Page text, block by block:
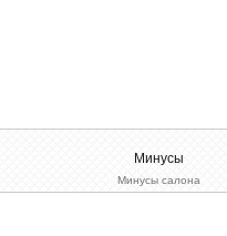
Минусы
Минусы салона